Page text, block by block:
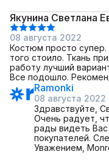
Якунина Светлана
08 августа 2022
Костюм просто
того стоило. Ткань
работу лучший
Все подошло.
Ramonki
08 августа 2022
Здравствуйте,
Очень радует,
рады видеть
покупателей.
Уважением,